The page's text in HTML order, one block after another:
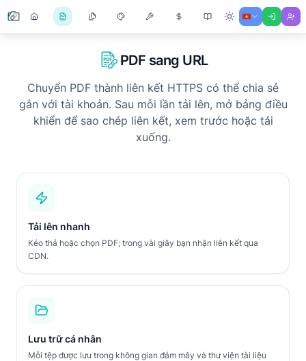
PDF sang URL
Chuyển PDF thành liên kết HTTPS có thể chia sẻ
gắn với tài khoản. Sau mỗi lần tải lên, mở bảng điều
khiển để sao chép liên kết, xem trước hoặc tải
xuống.
Tải lên nhanh
Kéo thả hoặc chọn PDF; trong vài giây bạn nhận liên kết qua
CDN.
Lưu trữ cá nhân
Mỗi tệp được lưu trong không gian đám mây và thư viện tài liệu